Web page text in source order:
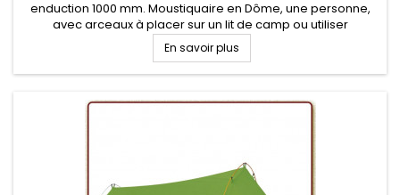
enduction 1000 mm. Moustiquaire en Dôme, une personne,
avec arceaux à placer sur un lit de camp ou utiliser
directement à même le sol
En savoir plus